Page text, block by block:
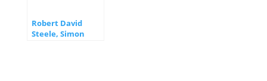
Robert David
Steele, Simon